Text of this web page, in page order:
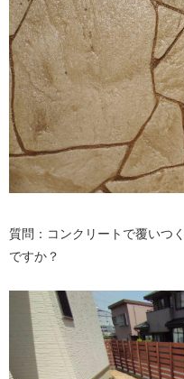
質問：コンクリートで覆いつ
ですか？